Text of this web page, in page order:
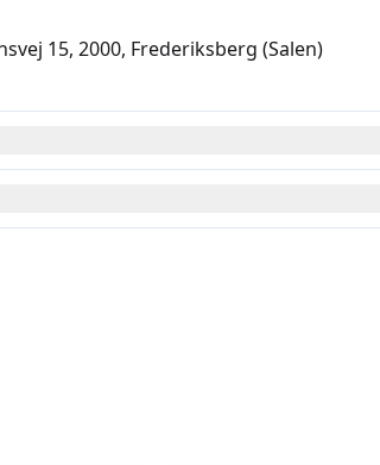
15, 2000, Frederiksberg (Salen)